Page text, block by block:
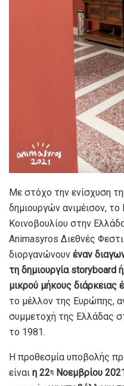
Με στόχο την ενίσχυση
δημιουργών ανιμέισον,
Κοινοβουλίου στην
Animasyros Διεθνές
διοργανώνουν έναν
τη δημιουργία storyboard
μικρού μήκους διάρκειας
το μέλλον της Ευρώπης,
συμμετοχή της Ελλάδας
το 1981.
Η προθεσμία υποβολής
είναι η 22η Νοεμβρίου 2021